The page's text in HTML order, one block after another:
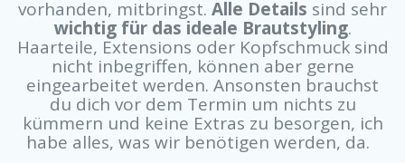
vorhanden, mitbringst. Alle Details sind sehr
wichtig für das ideale Brautstyling.
Haarteile, Extensions oder Kopfschmuck sind
nicht inbegriffen, können aber gerne
eingearbeitet werden. Ansonsten brauchst
du dich vor dem Termin um nichts zu
kümmern und keine Extras zu besorgen, ich
habe alles, was wir benötigen werden, da.